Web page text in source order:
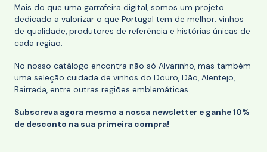
Mais do que uma garrafeira digital, somos um projeto
dedicado a valorizar o que Portugal tem de melhor: vinhos
de qualidade, produtores de referência e histórias únicas de
cada região.
No nosso catálogo encontra não só Alvarinho, mas também
uma seleção cuidada de vinhos do Douro, Dão, Alentejo,
Bairrada, entre outras regiões emblemáticas.
Subscreva agora mesmo a nossa newsletter e ganhe 10%
de desconto na sua primeira compra!